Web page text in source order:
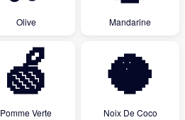
Olive Mandarine
🍏
Pomme Verte
🥥
Noix De Coco